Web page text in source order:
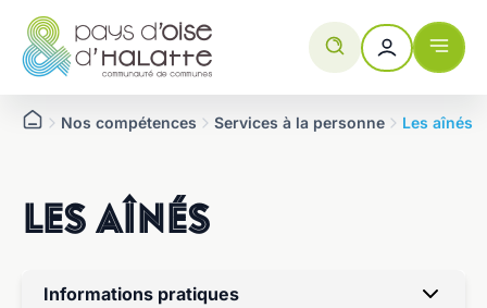
Aller
au
contenu
Nos compétences Services à la personne Les aînés
Informations pratiques
Les aînés
Panneau de gestion des cookies